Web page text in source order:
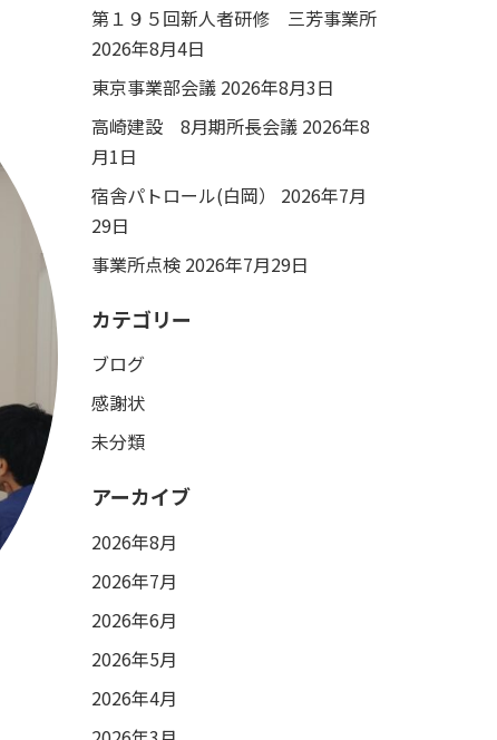
第１９５回新人者研修 三芳事業所
2026年8月4日
東京事業部会議 2026年8月3日
高崎建設 8月期所長会議 2026年8
月1日
宿舎パトロール(白岡）
2026年7月
29日
事業所点検 2026年7月29日
カテゴリー
ブログ
感謝状
未分類
アーカイブ
2026年8月
2026年7月
2026年6月
2026年5月
2026年4月